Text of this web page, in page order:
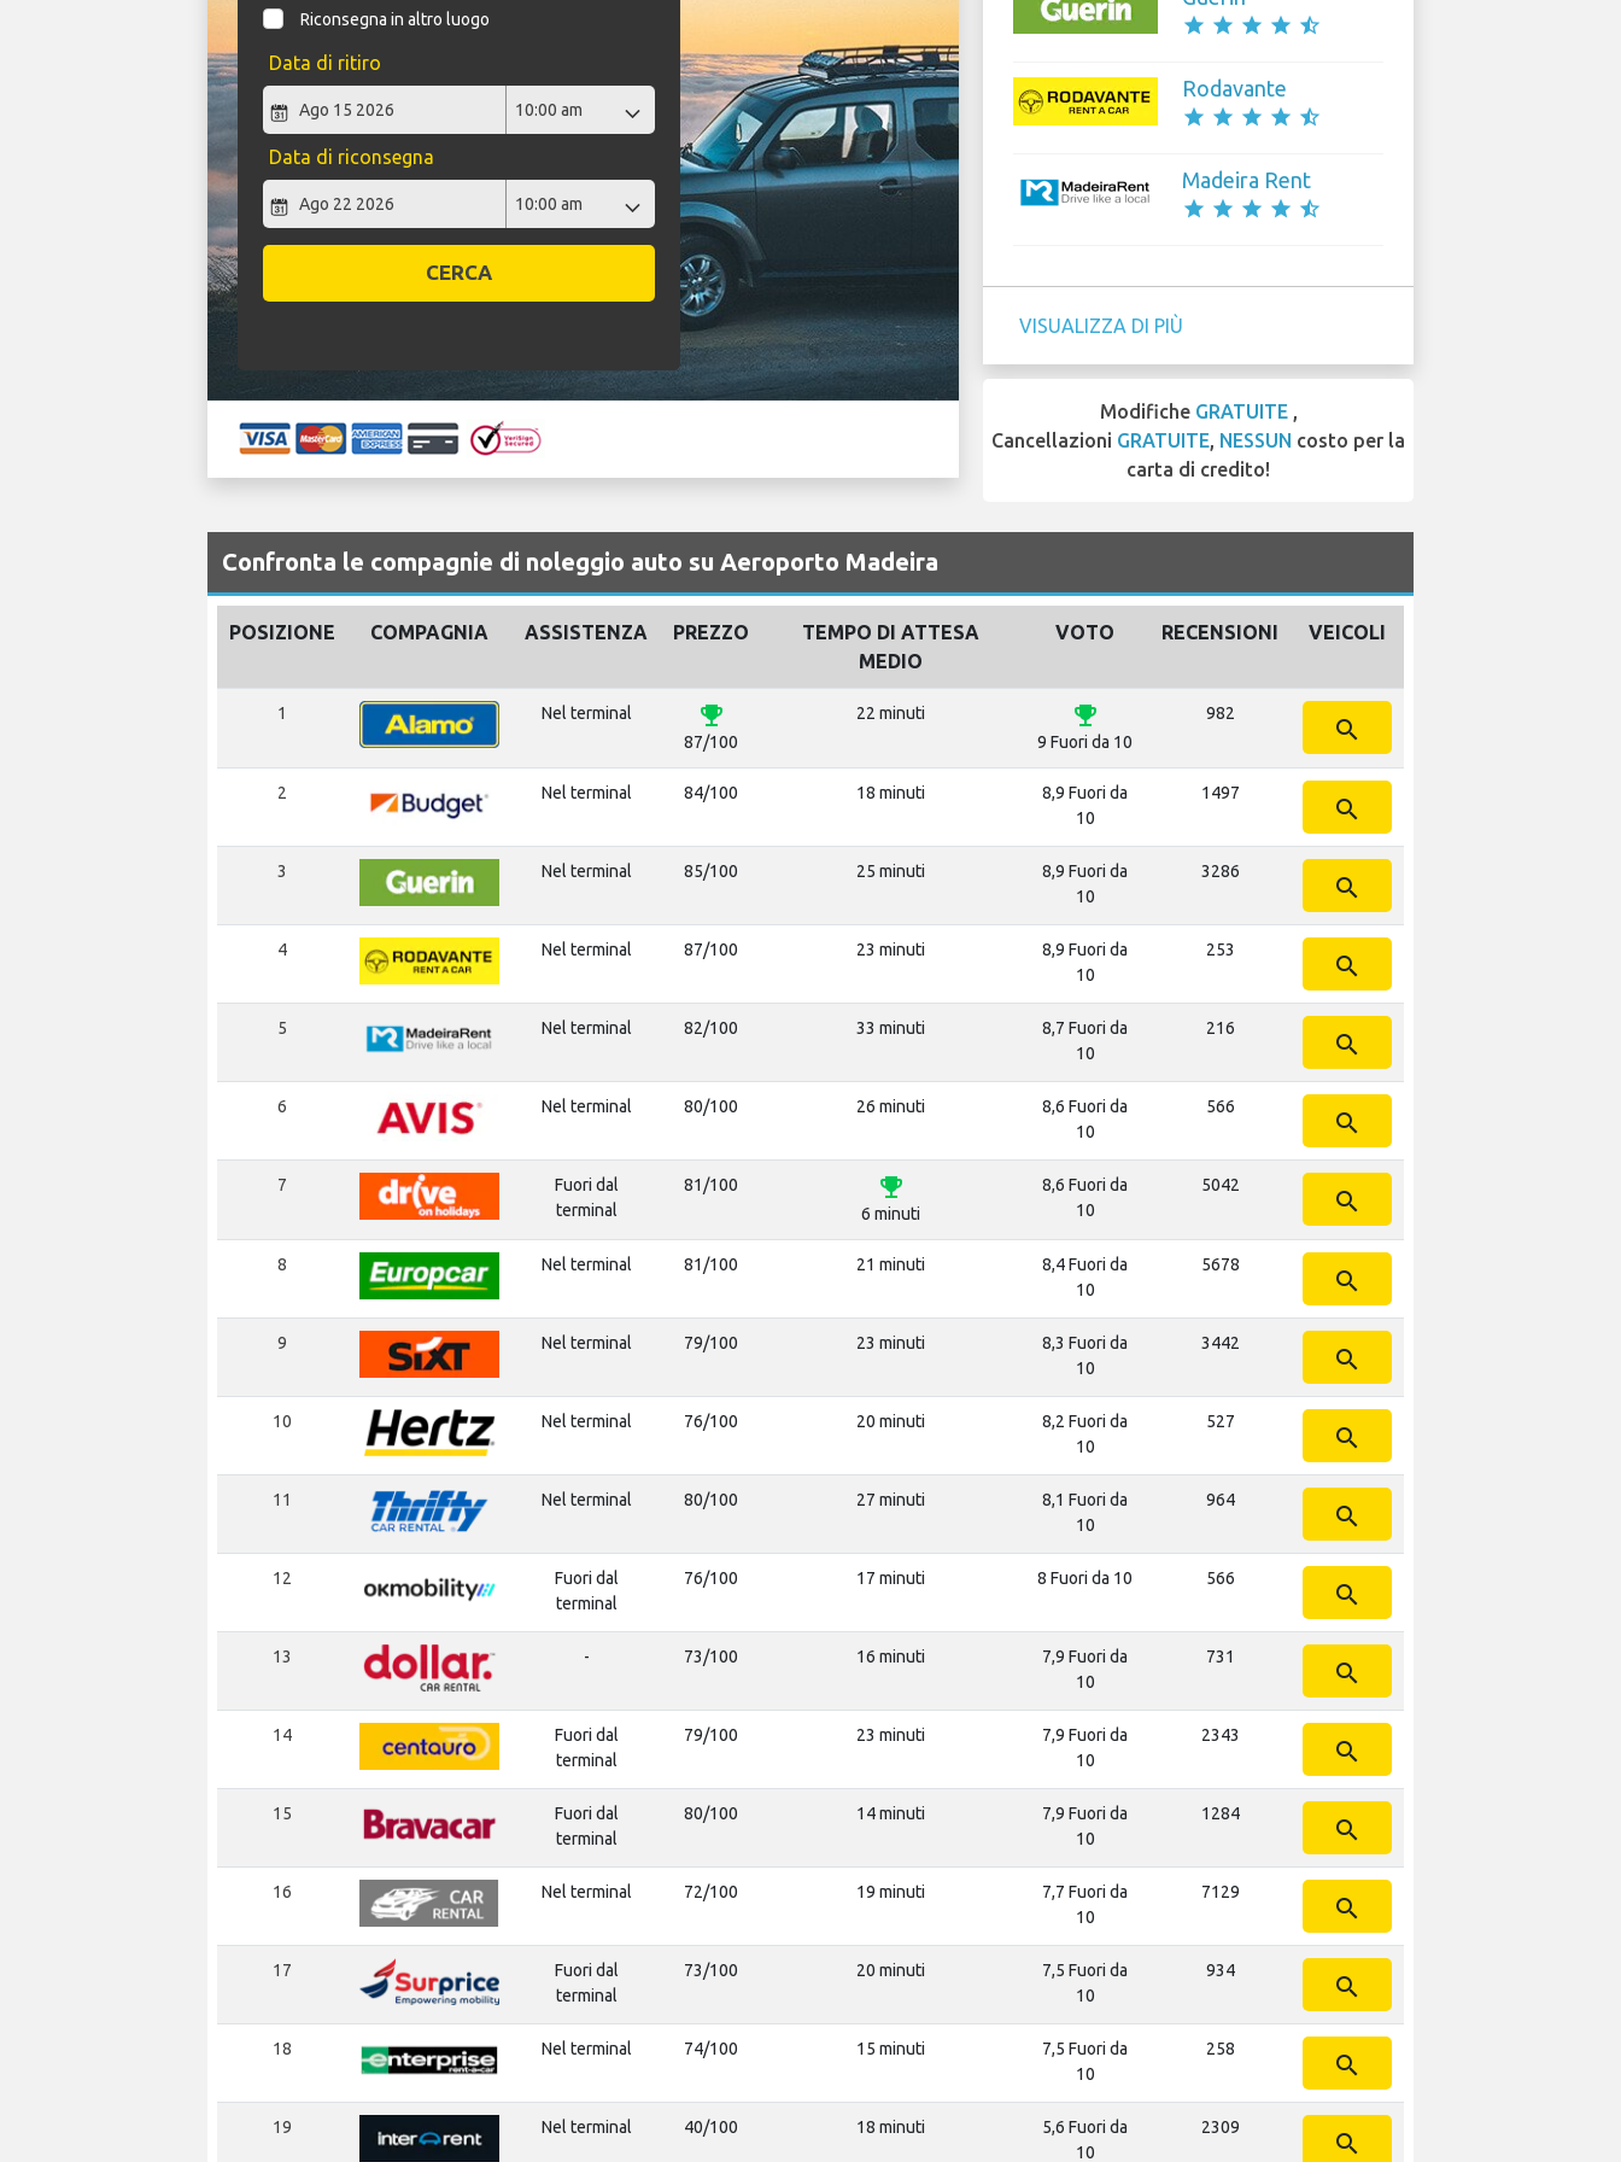
Riconsegna in altro luogo
Data di ritiro
Data di riconsegna
CERCA
star star star star star_half
Rodavante
star star star star star_half
Madeira Rent
star star star star star_half
VISUALIZZA DI PIÙ
Modifiche GRATUITE,
Cancellazioni GRATUITE, NESSUN costo per la
carta di credito!
Confronta le compagnie di noleggio auto su Aeroporto Madeira
POSIZIONE COMPAGNIA ASSISTENZA PREZZO
TEMPO DI ATTESA
MEDIO
VOTO RECENSIONI VEICOLI
1 Nel terminal emoji_events
87/100
22 minuti emoji_events
9 Fuori da 10
982
search
2 Nel terminal 84/100 18 minuti
8,9 Fuori da
10
1497
search
3 Nel terminal 85/100 25 minuti
8,9 Fuori da
10
3286
search
4 Nel terminal 87/100 23 minuti
8,9 Fuori da
10
253
search
5 Nel terminal 82/100 33 minuti
8,7 Fuori da
10
216
search
6 Nel terminal 80/100 26 minuti
8,6 Fuori da
10
566
search
7
Fuori dal
terminal
81/100 emoji_events
6 minuti
8,6 Fuori da
10
5042
search
8 Nel terminal 81/100 21 minuti
8,4 Fuori da
10
5678
search
9 Nel terminal 79/100 23 minuti
8,3 Fuori da
10
3442
search
10 Nel terminal 76/100 20 minuti
8,2 Fuori da
10
527
search
11 Nel terminal 80/100 27 minuti
8,1 Fuori da
10
964
search
12
Fuori dal
terminal
76/100 17 minuti 8 Fuori da 10 566
search
13 - 73/100 16 minuti
7,9 Fuori da
10
731
search
14
Fuori dal
terminal
79/100 23 minuti
7,9 Fuori da
10
2343
search
15
Fuori dal
terminal
80/100 14 minuti
7,9 Fuori da
10
1284
search
16 Nel terminal 72/100 19 minuti
7,7 Fuori da
10
7129
search
17
Fuori dal
terminal
73/100 20 minuti
7,5 Fuori da
10
934
search
18 Nel terminal 74/100 15 minuti
7,5 Fuori da
10
258
search
19 Nel terminal 40/100 18 minuti
5,6 Fuori da
10
2309
search